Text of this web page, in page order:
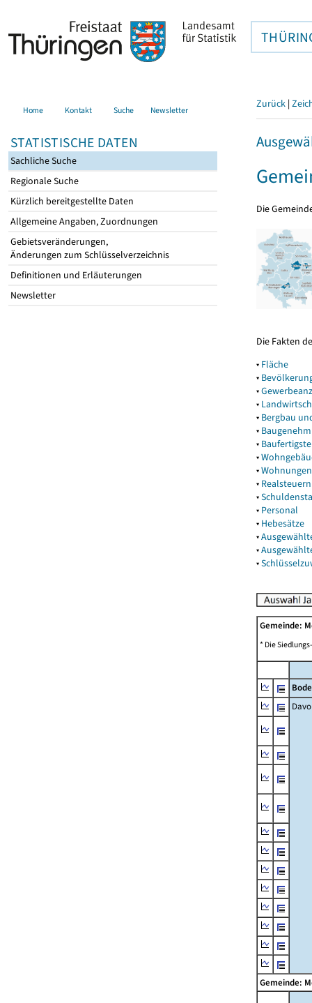
Home Kontakt Suche Newsletter
STATISTISCHE DATEN
Sachliche Suche
Regionale Suche
Kürzlich bereitgestellte Daten
Allgemeine Angaben, Zuordnungen
Gebietsveränderungen,
Änderungen zum Schlüsselverzeichnis
Definitionen und Erläuterungen
Newsletter
Zurück |
Die
Die Fakten
▾ Fläche
▾
▾
▾
▾ Bergbau
▾
▾
▾
▾Wohnungen
▾ Realsteuern
▾
▾ Personal
▾ Hebesätze
▾
▾
▾
Gemeinde:
* Die
Gemeinde: